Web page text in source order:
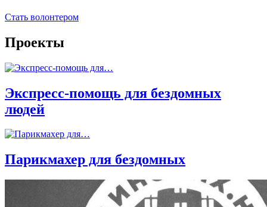
Стать волонтером
Проекты
Экспресс-помощь для бездомных
людей
Парикмахер для бездомных